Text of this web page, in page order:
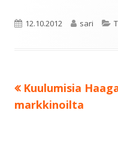
Julkaistu
12.10.2012 Kirjoittaja
sari
Artikkelien
Edellinen:
Kuulumisia
markkinoilta